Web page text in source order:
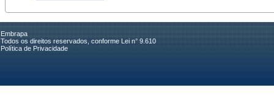
Embrapa
Todos os direitos reservados, conforme Lei n° 9.610
Política de Privacidade